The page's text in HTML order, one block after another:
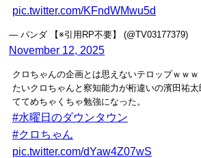
pic.twitter.com/KFndWMwu5d
— パンダ 【※引用RP不要】 (@TV03177379)
November 12, 2025
クロちゃんの企画とは思えないテロップｗｗｗ
たいクロちゃんと察知能力が桁違いの濱田祐
ててめちゃくちゃ勉強になった。
#水曜日のダウンタウン
#クロちゃん
pic.twitter.com/dYaw4Z07wS